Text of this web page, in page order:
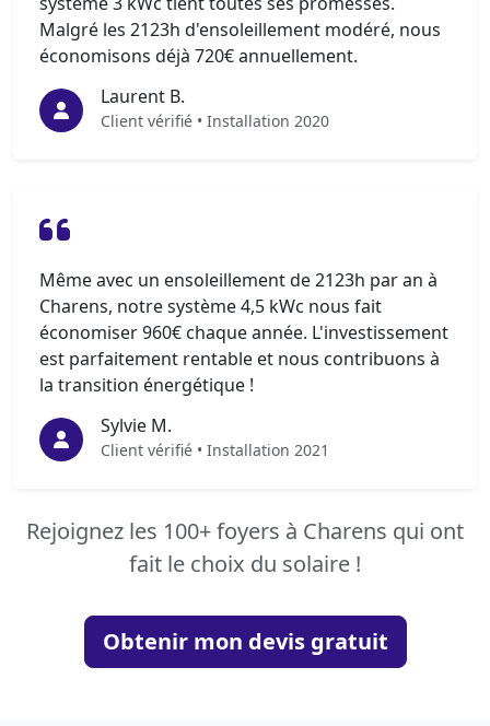
Malgré les 2123h d'ensoleillement modéré, nous
économisons déjà 720€ annuellement.
Laurent B.
Client vérifié • Installation 2020
Même avec un ensoleillement de 2123h par an à
Charens, notre système 4,5 kWc nous fait
économiser 960€ chaque année. L'investissement
est parfaitement rentable et nous contribuons à
la transition énergétique !
Sylvie M.
Client vérifié • Installation 2021
Rejoignez les 100+ foyers à Charens qui ont
fait le choix du solaire !
Obtenir mon devis gratuit